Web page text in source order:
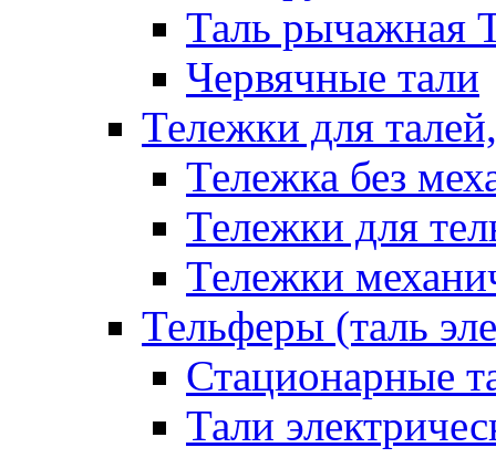
Таль рычажная
Червячные тали
Тележки для
Тележка без
Тележки для
Тележки
Тельферы (таль
Стационарные
Тали